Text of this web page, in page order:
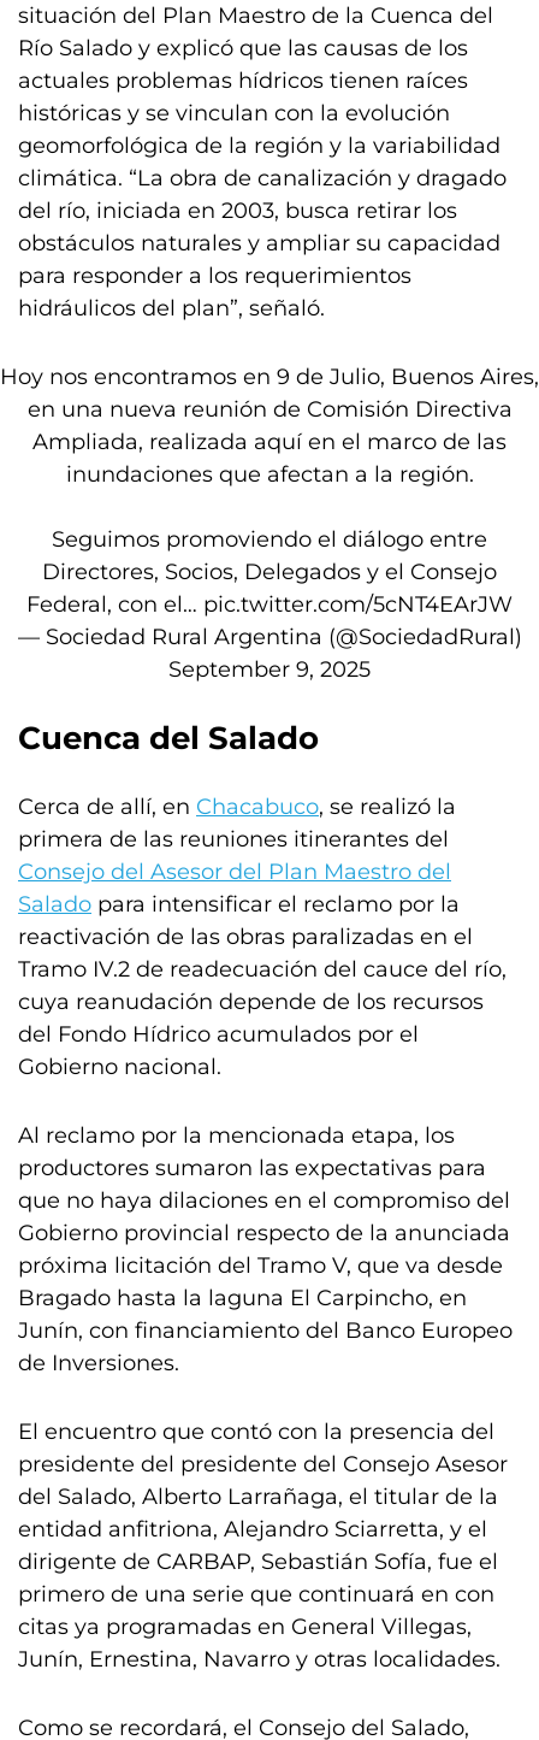
situación del Plan Maestro de la Cuenca del
Río Salado y explicó que las causas de los
actuales problemas hídricos tienen raíces
históricas y se vinculan con la evolución
geomorfológica de la región y la variabilidad
climática. “La obra de canalización y dragado
del río, iniciada en 2003, busca retirar los
obstáculos naturales y ampliar su capacidad
para responder a los requerimientos
hidráulicos del plan”, señaló.
Hoy nos encontramos en 9 de Julio, Buenos Aires,
en una nueva reunión de Comisión Directiva
Ampliada, realizada aquí en el marco de las
inundaciones que afectan a la región.
Seguimos promoviendo el diálogo entre
Directores, Socios, Delegados y el Consejo
Federal, con el… pic.twitter.com/5cNT4EArJW
— Sociedad Rural Argentina (@SociedadRural)
September 9, 2025
Cuenca del Salado
Cerca de allí, en Chacabuco, se realizó la
primera de las reuniones itinerantes del
Consejo del Asesor del Plan Maestro del
Salado para intensificar el reclamo por la
reactivación de las obras paralizadas en el
Tramo IV.2 de readecuación del cauce del río,
cuya reanudación depende de los recursos
del Fondo Hídrico acumulados por el
Gobierno nacional.
Al reclamo por la mencionada etapa, los
productores sumaron las expectativas para
que no haya dilaciones en el compromiso del
Gobierno provincial respecto de la anunciada
próxima licitación del Tramo V, que va desde
Bragado hasta la laguna El Carpincho, en
Junín, con financiamiento del Banco Europeo
de Inversiones.
El encuentro que contó con la presencia del
presidente del presidente del Consejo Asesor
del Salado, Alberto Larrañaga, el titular de la
entidad anfitriona, Alejandro Sciarretta, y el
dirigente de CARBAP, Sebastián Sofía, fue el
primero de una serie que continuará en con
citas ya programadas en General Villegas,
Junín, Ernestina, Navarro y otras localidades.
Como se recordará, el Consejo del Salado,